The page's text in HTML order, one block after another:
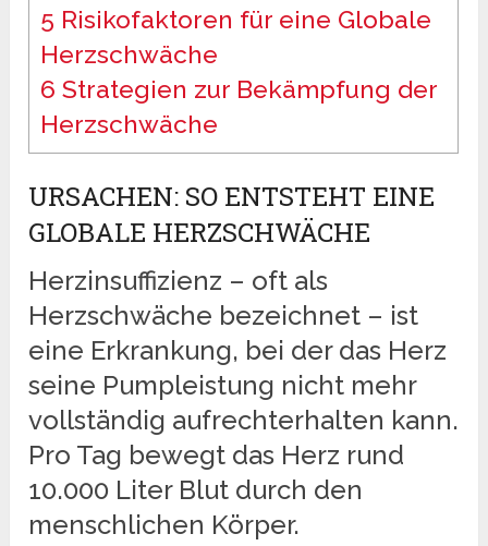
5 Risikofaktoren für eine Globale
Herzschwäche
6 Strategien zur Bekämpfung der
Herzschwäche
URSACHEN: SO ENTSTEHT EINE
GLOBALE HERZSCHWÄCHE
Herzinsuffizienz – oft als
Herzschwäche bezeichnet – ist
eine Erkrankung, bei der das Herz
seine Pumpleistung nicht mehr
vollständig aufrechterhalten kann.
Pro Tag bewegt das Herz rund
10.000 Liter Blut durch den
menschlichen Körper.